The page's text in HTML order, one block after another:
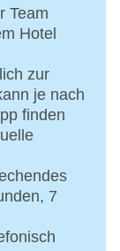
Team
Hotel
zur
je nach
finden
7